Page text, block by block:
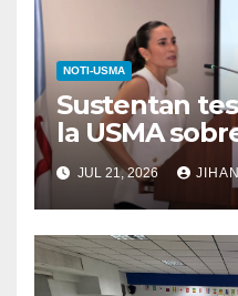
NOTI-USMA
Sustentan
la USMA
personalidad
autolesión
JUL 21, 2026